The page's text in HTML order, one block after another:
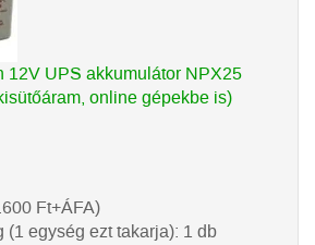
12V UPS akkumulátor NPX25
online gépekbe is)
Ft+ÁFA)
(1 egység ezt takarja): 1 db